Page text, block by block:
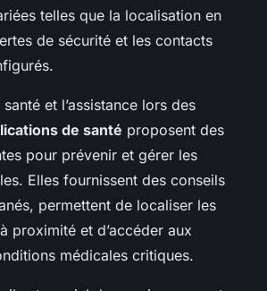
telles que la localisation en
de sécurité et les contacts
et l’assistance lors des
de santé proposent des
pour prévenir et gérer les
Elles fournissent des conseils
permettent de localiser les
proximité et d’accéder aux
médicales critiques.